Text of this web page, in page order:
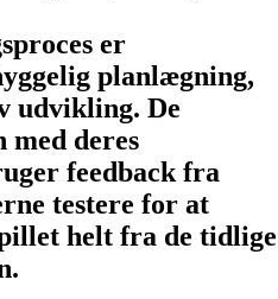
er
planlægning,
udvikling. De
deres
feedback fra
testere for at
helt fra de tidlige